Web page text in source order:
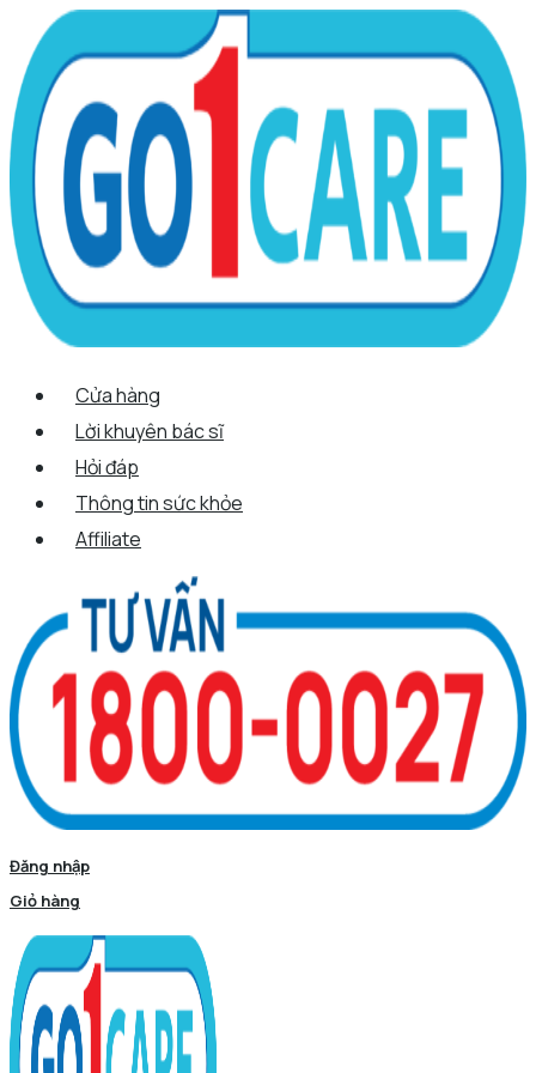
nội
dung
Menu
Cửa hàng
Lời khuyên bác sĩ
Hỏi đáp
Thông tin sức khỏe
Affiliate
Đăng nhập
Giỏ hàng
Quantity
Scroll
Up